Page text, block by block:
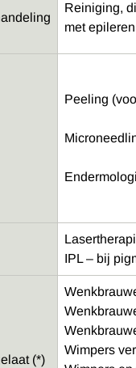
Reiniging,
met
Peeling
IPL – bij
(*)
Wimpers